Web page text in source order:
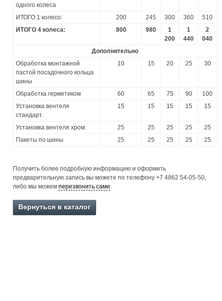
одного колеса
ИТОГО 1 колесо: 200 245 300 360
510
ИТОГО 4 колеса:
800 980
1
200
1
440
2
040
Дополнительно
Обработка монтажной
пастой посадочного кольца
шины
10 15 20 25 30
Обработка герметиком 60 65 75 90
100
Установка вентеля
стандарт.
15 15 15 15 15
Установка вентеля хром. 25 25 25 25
25
Пакеты по шины
25 25 25 25 25
Получить более подробную информацию и оформить
предварительную запись вы можете по телефону +7 4862 54-05-50,
либо мы можем перезвонить сами.
Вернуться в каталог